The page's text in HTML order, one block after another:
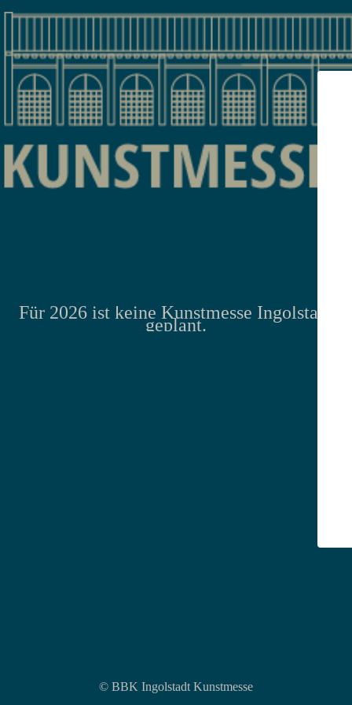
Für 2026 ist keine Kunstmesse Ingolstadt
geplant.
© BBK Ingolstadt Kunstmesse